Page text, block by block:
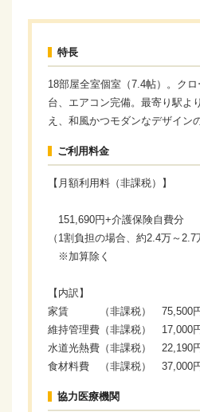
特長
18部屋全室個室（7.4帖）。ク
台、エアコン完備。最寄り駅よ
え、和風かつモダンなデザイン
ご利用料金
【月額利用料（非課税）】
151,690円+介護保険自費分
（1割負担の場合、約2.4万～2.7
※加算除く
【内訳】
家賃 （非課税） 75,500
維持管理費（非課税） 17,000
水道光熱費（非課税） 22,190
食材料費 （非課税） 37,000
協力医療機関